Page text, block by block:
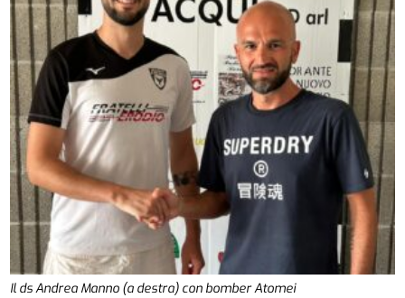
Il ds Andrea Manno (a destra) con bomber Atomei